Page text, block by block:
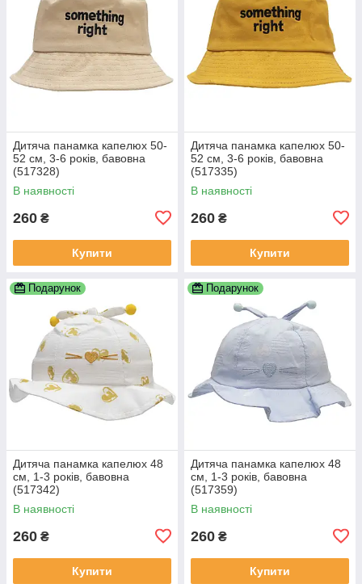
Дитяча панамка капелюх 50-
52 см, 3-6 років, бавовна
(517328)
В наявності
260 ₴
Купити
Дитяча панамка капелюх 50-
52 см, 3-6 років, бавовна
(517335)
В наявності
260 ₴
Купити
Подарунок
Дитяча панамка капелюх 48
см, 1-3 років, бавовна
(517342)
В наявності
260 ₴
Купити
Подарунок
Дитяча панамка капелюх 48
см, 1-3 років, бавовна
(517359)
В наявності
260 ₴
Купити